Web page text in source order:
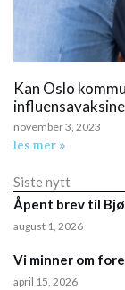
Siste nytt
Åpent brev til
august 1, 2026
Vi minner om
april 15, 2026
Kan Oslo
november 3, 2023
les mer »